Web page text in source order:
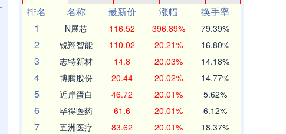
排名
名称 最新价 涨幅
换手率
1
N展芯 116.52 396.89% 79.39%
2 锐翔智能 110.02 20.21% 16.80%
3 志特新材 14.8 20.03% 14.18%
4 博腾股份 20.44 20.02% 14.77%
5 近岸蛋白 46.72 20.01% 5.62%
6 毕得医药 61.6 20.01% 6.12%
7 五洲医疗 83.62 20.01% 18.37%